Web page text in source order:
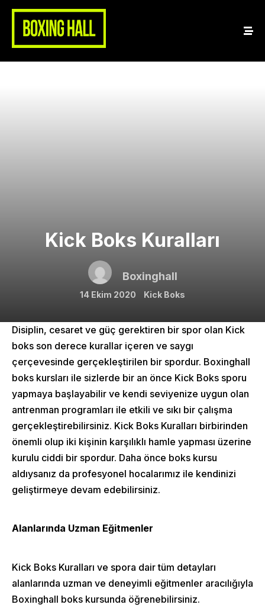
Kick Boks Kuralları
Boxinghall
14 Ekim 2020 Kick Boks
Disiplin, cesaret ve güç gerektiren bir spor olan Kick
boks son derece kurallar içeren ve saygı
çerçevesinde gerçekleştirilen bir spordur. Boxinghall
boks kursları ile sizlerde bir an önce Kick Boks sporu
yapmaya başlayabilir ve kendi seviyenize uygun olan
antrenman programları ile etkili ve sıkı bir çalışma
gerçekleştirebilirsiniz. Kick Boks Kuralları birbirinden
önemli olup iki kişinin karşılıklı hamle yapması üzerine
kurulu ciddi bir spordur. Daha önce boks kursu
aldıysanız da profesyonel hocalarımız ile kendinizi
geliştirmeye devam edebilirsiniz.
Alanlarında Uzman Eğitmenler
Kick Boks Kuralları ve spora dair tüm detayları
alanlarında uzman ve deneyimli eğitmenler aracılığıyla
Boxinghall boks kursunda öğrenebilirsiniz.